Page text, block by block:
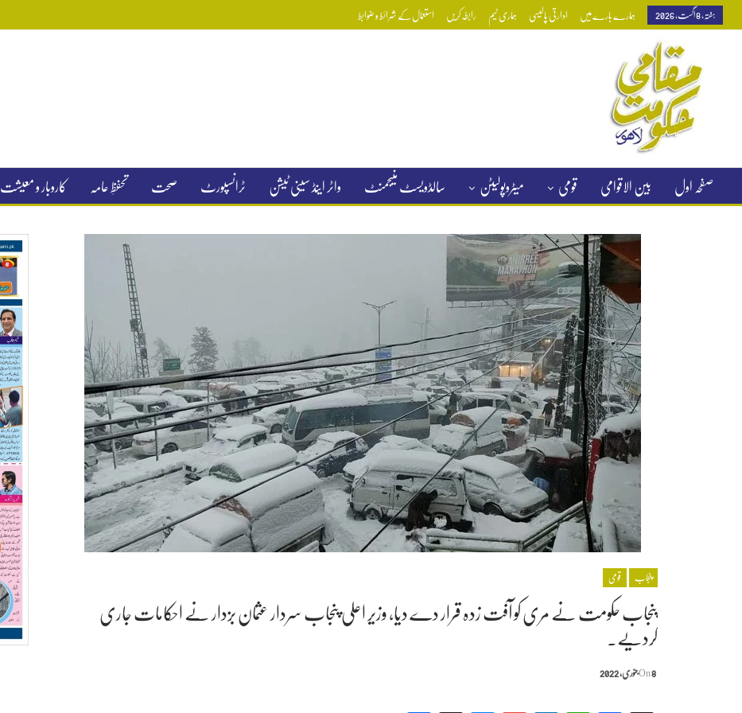
ہفتہ, 8 اگست, 2026 ہمارے بارے میں ادارتی پالیسی ہماری ٹیم رابطہ کریں استعمال کے شرائط و ضوابط
صفحہ اول بین الاقوامی قومی میٹروپولیٹن سالڈویسٹ منیجمنٹ واٹر اینڈ سینی ٹیشن ٹرانسپورٹ صحت تحفظِ عامہ کاروبار و معیشت
پنجاب قومی
پنجاب حکومت نے مری کو آفت زدہ قرار دے دیا، وزیر اعلی پنجاب سردار عثمان بزدار نے احکامات جاری
کردیے۔
On 8 جنوری, 2022